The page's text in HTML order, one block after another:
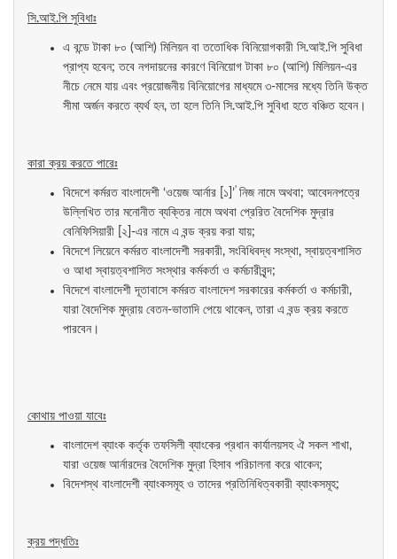
সি.আই.পি সুবিধাঃ
এ বন্ডে টাকা ৮০ (আশি) মিলিয়ন বা ততোধিক বিনিয়োগকারী সি.আই.পি সুবিধা
প্রাপ্য হবেন; তবে নগদায়নের কারণে বিনিয়োগ টাকা ৮০ (আশি) মিলিয়ন-এর
নীচে নেমে যায় এবং প্রয়োজনীয় বিনিয়োগের মাধ্যমে ৩-মাসের মধ্যে তিনি উক্ত
সীমা অর্জন করতে ব্যর্থ হন, তা হলে তিনি সি.আই.পি সুবিধা হতে বঞ্চিত হবেন।
কারা ক্রয় করতে পারেঃ
বিদেশে কর্মরত বাংলাদেশী ‘ওয়েজ আর্নার [১]’' নিজ নামে অথবা; আবেদনপত্রে
উল্লিখিত তার মনোনীত ব্যক্তির নামে অথবা প্রেরিত বৈদেশিক মুদ্রার
বেনিফিসিয়ারী [২]-এর নামে এ বন্ড ক্রয় করা যায়;
বিদেশে লিয়েনে কর্মরত বাংলাদেশী সরকারী, সংবিধিবদ্ধ সংস্থা, স্বায়ত্বশাসিত
ও আধা স্বায়ত্বশাসিত সংস্থার কর্মকর্তা ও কর্মচারীবৃন্দ;
বিদেশে বাংলাদেশী দূতাবাসে কর্মরত বাংলাদেশ সরকারের কর্মকর্তা ও কর্মচারী,
যারা বৈদেশিক মুদ্রায় বেতন-ভাতাদি পেয়ে থাকেন, তারা এ বন্ড ক্রয় করতে
পারবেন।
কোথায় পাওয়া যাবেঃ
বাংলাদেশ ব্যাংক কর্তৃক তফসিলী ব্যাংকের প্রধান কার্যালয়সহ ঐ সকল শাখা,
যারা ওয়েজ আর্নারদের বৈদেশিক মুদ্রা হিসাব পরিচালনা করে থাকেন;
বিদেশস্থ বাংলাদেশী ব্যাংকসমূহ ও তাদের প্রতিনিধিত্বকারী ব্যাংকসমূহ;
ক্রয় পদ্ধতিঃ